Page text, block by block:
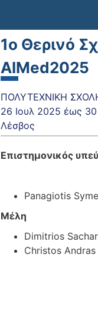
1o Θερινό
AIMed2025
ΠΟΛΥΤΕΧΝΙΚΗ
26 Ιουλ 2025 έως
Λέσβος
Επιστημονικός
Panagiotis
Μέλη
Dimitrios
Christos